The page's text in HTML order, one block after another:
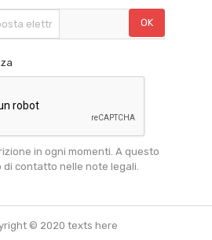
in ogni momenti. A questo
di contatto nelle note legali.
© 2020 texts here